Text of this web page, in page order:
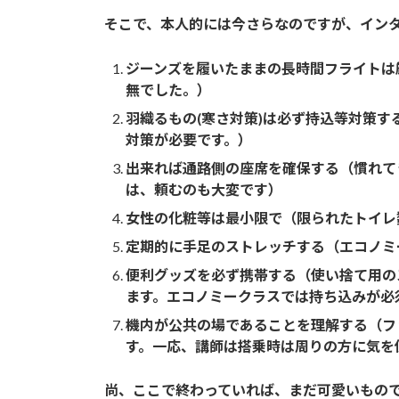
そこで、本人的には今さらなのですが、イン
ジーンズを履いたままの長時間フライト
無でした。）
羽織るもの(寒さ対策)は必ず持込等対策
対策が必要です。）
出来れば通路側の座席を確保する（慣れ
は、頼むのも大変です）
女性の化粧等は最小限で（限られたトイ
定期的に手足のストレッチする（エコノ
便利グッズを必ず携帯する（使い捨て用
ます。エコノミークラスでは持ち込みが
機内が公共の場であることを理解する（
す。一応、講師は搭乗時は周りの方に気
尚、ここで終わっていれば、まだ可愛いも